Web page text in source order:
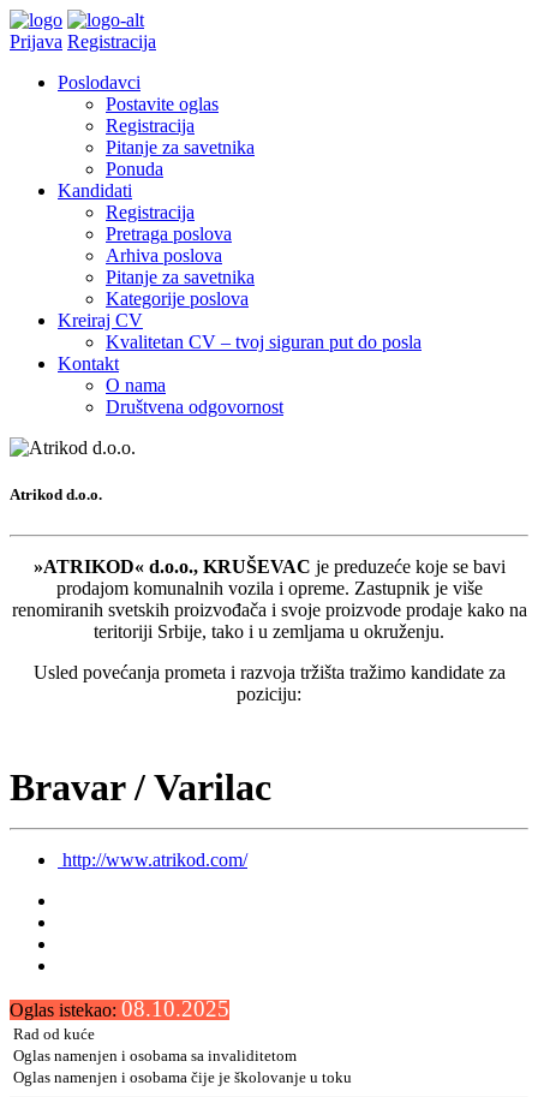
Prijava Registracija
Poslodavci
Postavite oglas
Registracija
Pitanje za savetnika
Ponuda
Kandidati
Registracija
Pretraga poslova
Arhiva poslova
Pitanje za savetnika
Kategorije poslova
Kreiraj CV
Kvalitetan CV – tvoj siguran put do posla
Kontakt
O nama
Društvena odgovornost
Atrikod d.o.o.
»ATRIKOD« d.o.o., KRUŠEVAC je preduzeće koje se bavi
prodajom komunalnih vozila i opreme. Zastupnik je više
renomiranih svetskih proizvođača i svoje proizvode prodaje kako na
teritoriji Srbije, tako i u zemljama u okruženju.
Usled povećanja prometa i razvoja tržišta tražimo kandidate za
poziciju:
Bravar / Varilac
http://www.atrikod.com/
Oglas istekao: 08.10.2025
Rad od kuće
Oglas namenjen i osobama sa invaliditetom
Oglas namenjen i osobama čije je školovanje u toku